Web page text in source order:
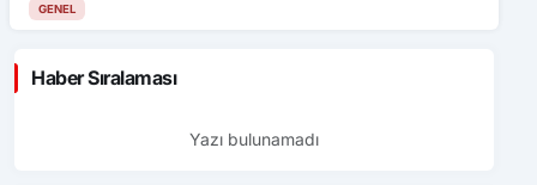
GENEL
Haber Sıralaması
Yazı bulunamadı